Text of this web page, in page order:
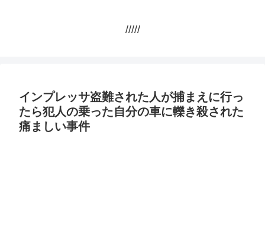
/////
インプレッサ盗難された人が捕まえに行っ
たら犯人の乗った自分の車に轢き殺された
痛ましい事件